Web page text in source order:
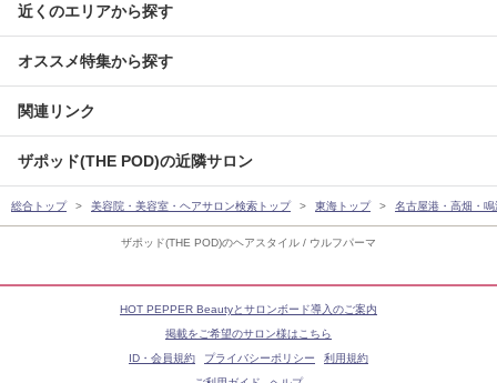
ザポッド(THE POD)のヘアスタイル / ウルフパーマ
近くのエリアから探す
オススメ特集から探す
関連リンク
ザポッド(THE POD)の近隣サロン
総合トップ 美容院・美容室・ヘアサロン検索トップ 東海トップ 名古屋港・高畑・
HOT PEPPER Beautyとサロンボード導入のご案内
掲載をご希望のサロン様はこちら
ID・会員規約
プライバシーポリシー
利用規約